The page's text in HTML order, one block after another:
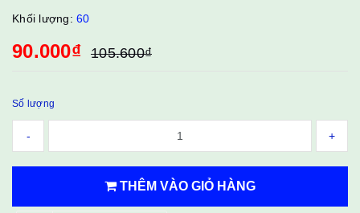
Khối lượng: 60
90.000₫ 105.600₫
Số lượng
- +
THÊM VÀO GIỎ HÀNG